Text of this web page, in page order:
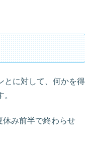
とに対して、何かを得
休み前半で終わらせ